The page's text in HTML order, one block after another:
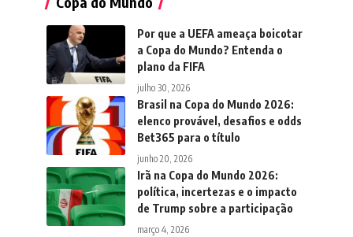
Por que a UEFA ameaça boicotar
a Copa do Mundo? Entenda o
plano da FIFA
julho 30, 2026
Brasil na Copa do Mundo 2026:
elenco provável, desafios e odds
Bet365 para o título
junho 20, 2026
Irã na Copa do Mundo 2026:
política, incertezas e o impacto
de Trump sobre a participação
março 4, 2026